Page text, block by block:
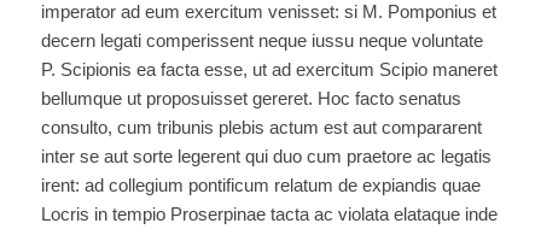
imperator ad eum exercitum venisset: si M. Pomponius et
decern legati comperissent neque iussu neque voluntate
P. Scipionis ea facta esse, ut ad exercitum Scipio maneret
bellumque ut proposuisset gereret. Hoc facto senatus
consulto, cum tribunis plebis actum est aut compararent
inter se aut sorte legerent qui duo cum praetore ac legatis
irent: ad collegium pontificum relatum de expiandis quae
Locris in tempio Proserpinae tacta ac violata elataque inde